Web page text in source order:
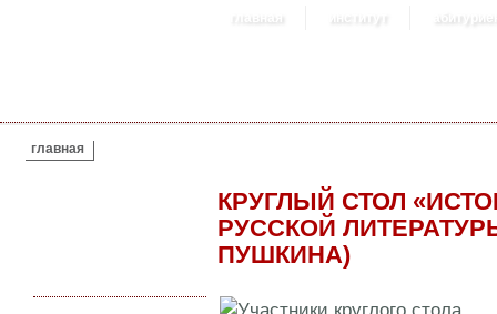
главная институт
ВЫ ЗДЕСЬ
главная
КРУГЛЫЙ СТОЛ
РУССКОЙ
ПУШКИНА)